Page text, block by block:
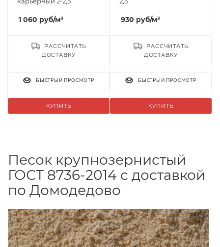
1 060 руб/м³
КУПИТЬ
РАССЧИТАТЬ
ДОСТАВКУ
БЫСТРЫЙ ПРОСМОТР
930 руб/м³
КУПИТЬ
РАССЧИТАТЬ
ДОСТАВКУ
БЫСТРЫЙ ПРОСМОТР
Песок крупнозернистый
ГОСТ 8736-2014 с доставкой
по Домодедово